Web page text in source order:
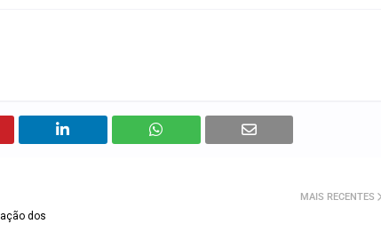
MAIS RECENTES
dos